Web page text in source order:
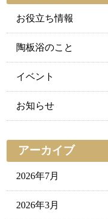
お役立ち情報
陶板浴のこと
イベント
お知らせ
アーカイブ
2026年7月
2026年3月